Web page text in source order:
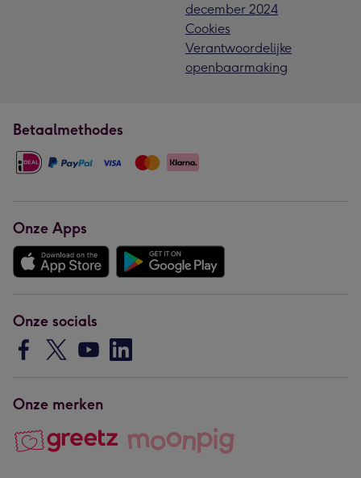
december 2024
Cookies
Verantwoordelijke
openbaarmaking
Betaalmethodes
Onze Apps
Onze socials
Onze merken